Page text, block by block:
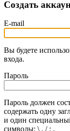
Создать
E-mail
Вы будете
входа.
Пароль
Пароль должен
содержать одну
и один
символы: \ , / : .